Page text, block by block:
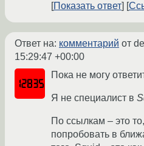
Показать ответ
Ответ на: комментарий от
15:29:47 +00:00
Пока не могу
Я не специалист в
По ссылкам – это
попробовать в